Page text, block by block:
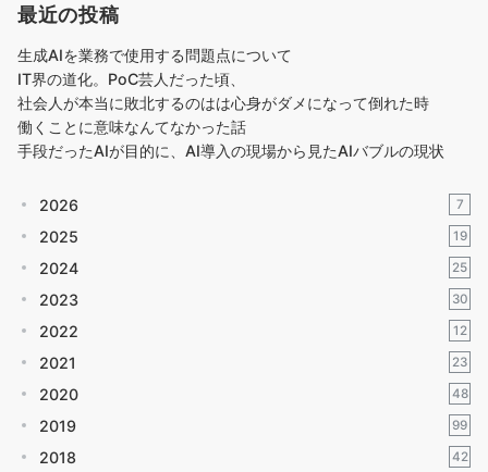
最近の投稿
生成AIを業務で使用する問題点について
IT界の道化。PoC芸人だった頃、
社会人が本当に敗北するのはは心身がダメになって倒れた時
働くことに意味なんてなかった話
手段だったAIが目的に、AI導入の現場から見たAIバブルの現状
2026 7
2025 19
2024 25
2023 30
2022 12
2021 23
2020 48
2019 99
2018 42